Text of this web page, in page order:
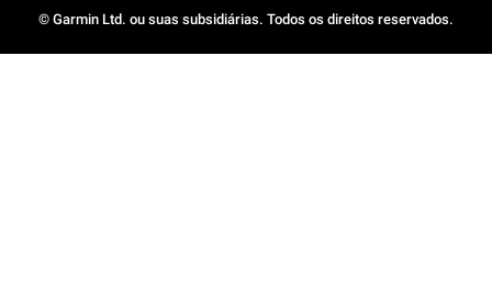
© Garmin Ltd. ou suas subsidiárias. Todos os direitos reservados.